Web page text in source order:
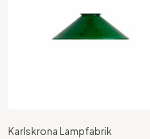
Karlskrona Lampfabrik